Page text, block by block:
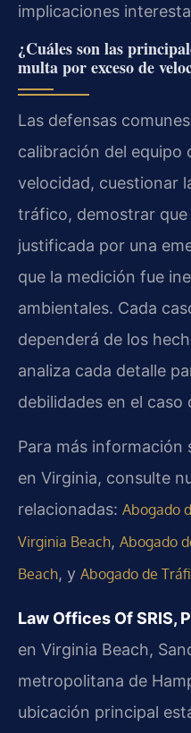
implicaciones
¿Cuáles son las
multa por exceso de
Las defensas
calibración del equipo
velocidad, cuestionar
tráfico, demostrar que
justificada por una
que la medición fue
ambientales. Cada
dependerá de los
analiza cada detalle
debilidades en el caso
Para más
en Virginia, consulte
relacionadas: Abogado
Virginia Beach, Abogado
Beach, y Abogado de
Law Offices Of SRIS,
en Virginia Beach,
metropolitana de
ubicación principal